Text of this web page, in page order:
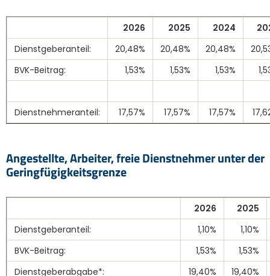
2026 2025 2024
Dienstgeberanteil:
20,48% 20,48% 20,48%
BVK-Beitrag:
1,53% 1,53% 1,53%
Dienstnehmeranteil: 17,57% 17,57% 17,57%
Angestellte, Arbeiter, freie Dienstnehmer unter der
Geringfügigkeitsgrenze
2026
2025
Dienstgeberanteil:
1,10%
1,10%
BVK-Beitrag:
1,53%
1,53%
Dienstgeberabgabe*:
19,40%
19,40%